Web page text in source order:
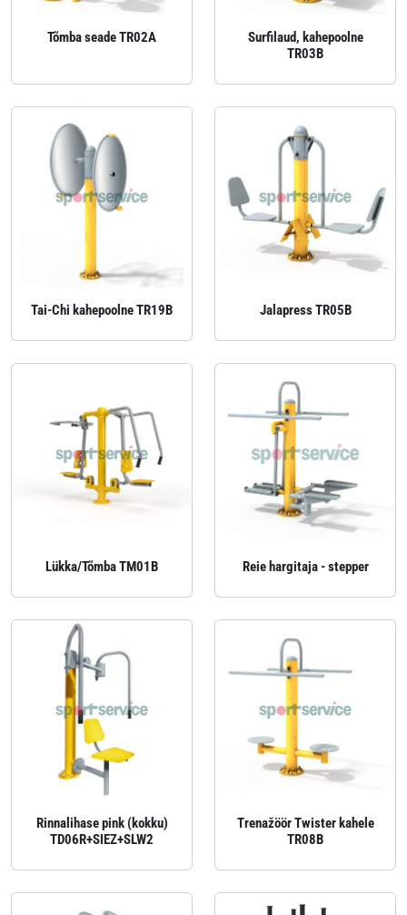
Tõmba seade TR02A
Surfilaud, kahepoolne
TR03B
Tai-Chi kahepoolne TR19B Jalapress TR05B
Lükka/Tõmba TM01B Reie hargitaja - stepper
Rinnalihase pink (kokku)
TD06R+SIEZ+SLW2
Trenažöör Twister kahele
TR08B